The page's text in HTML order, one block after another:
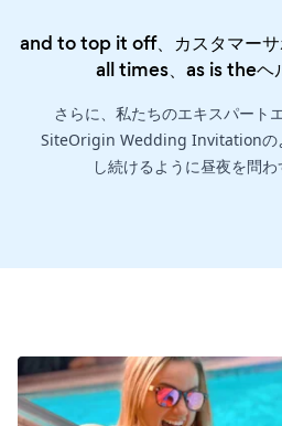
and to top it off、カスタマーサ
all times、as is theヘ
さらに、私たちのエキスパート
SiteOrigin Wedding Invitationの
し続けるように昼夜を問わ